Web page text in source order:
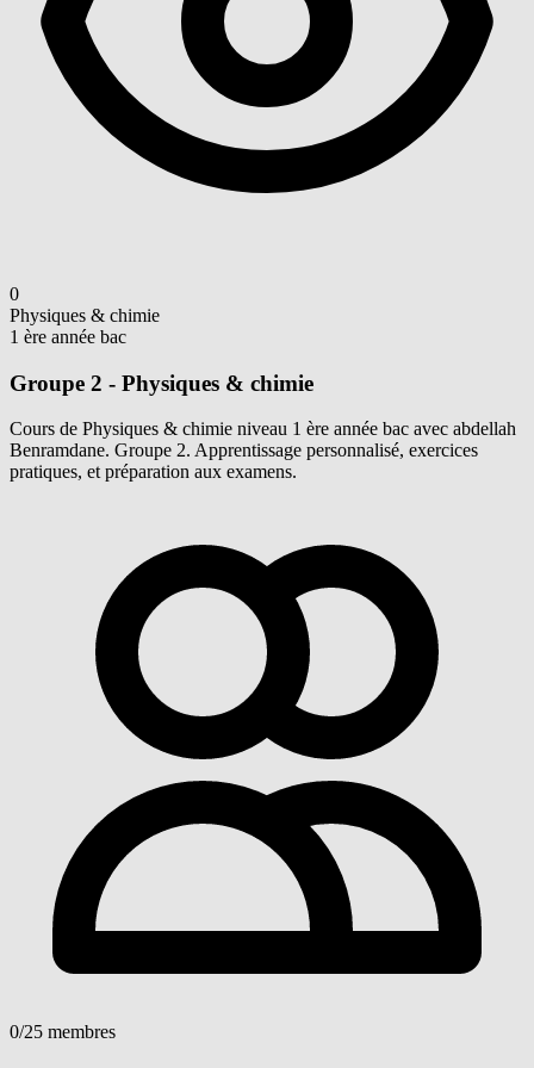
0
Physiques & chimie
1 ère année bac
Groupe 2 - Physiques & chimie
Cours de Physiques & chimie niveau 1 ère année bac avec abdellah
Benramdane. Groupe 2. Apprentissage personnalisé, exercices
pratiques, et préparation aux examens.
0/25 membres